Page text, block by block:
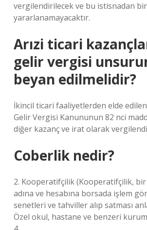
vergilendirilecek ve bu istisnadan
yararlanamayacaktır.
Arızi ticari
gelir vergisi
beyan edilmelidir?
İkincil ticari faaliyetlerden elde
Gelir Vergisi Kanununun 82 nci
diğer kazanç ve irat olarak
Coberlik nedir?
2. Kooperatifçilik (Kooperatifçilik,
adına ve hesabına borsada işlem
senetleri ve tahviller alıp satması
Özel okul, hastane ve benzeri